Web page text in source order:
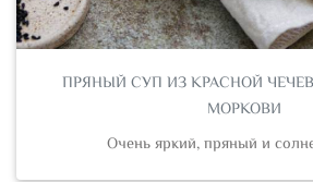
ПРЯНЫЙ СУП ИЗ КРАСНОЙ
МОРКОВИ
Очень яркий, пряный и